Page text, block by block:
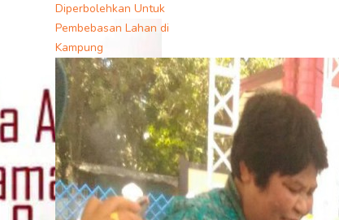
Diperbolehkan Untuk
Pembebasan Lahan di
Kampung